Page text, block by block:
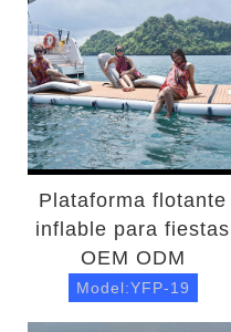
Plataforma flotante
inflable para fiestas
OEM ODM
Model:YFP-19